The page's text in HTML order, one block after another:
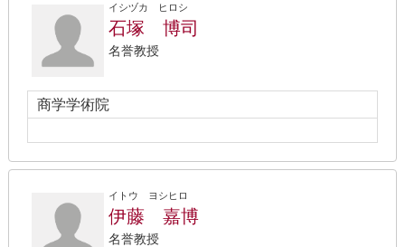
イシヅカ ヒロシ
石塚 博司
名誉教授
商学学術院
イトウ ヨシヒロ
伊藤 嘉博
名誉教授